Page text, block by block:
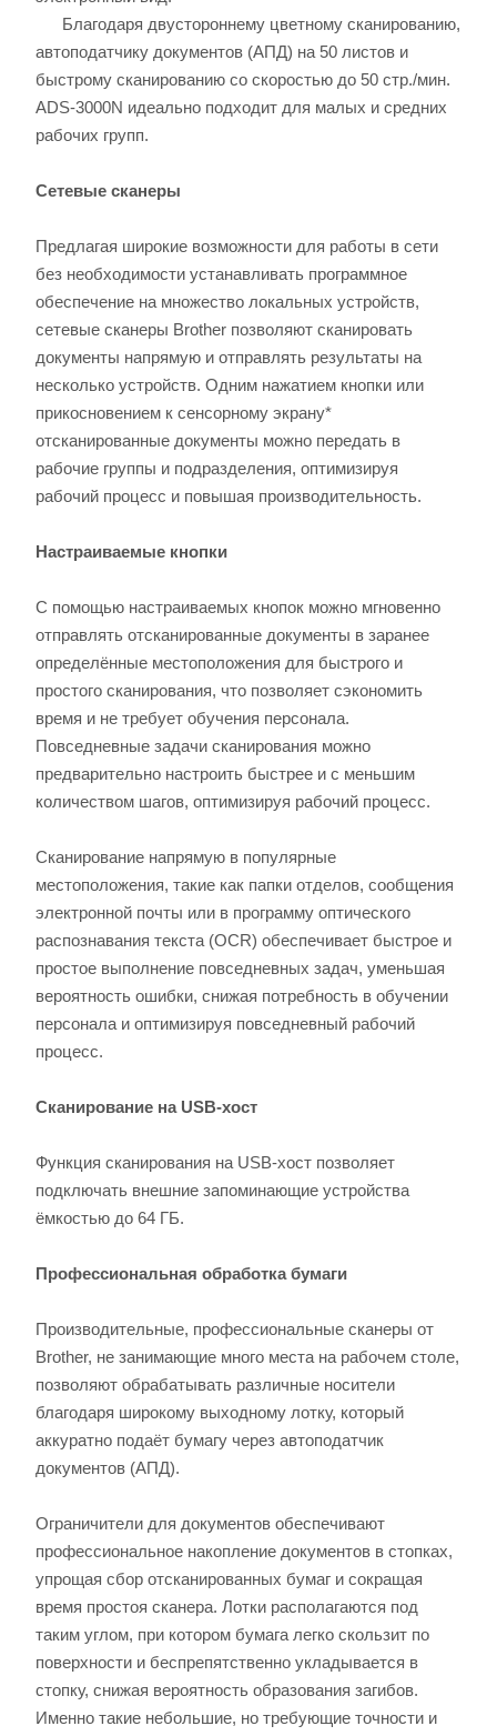
Благодаря двустороннему цветному сканированию,
автоподатчику документов (АПД) на 50 листов и
быстрому сканированию со скоростью до 50 стр./мин.
ADS-3000N идеально подходит для малых и средних
рабочих групп.
Сетевые сканеры
Предлагая широкие возможности для работы в сети
без необходимости устанавливать программное
обеспечение на множество локальных устройств,
сетевые сканеры Brother позволяют сканировать
документы напрямую и отправлять результаты на
несколько устройств. Одним нажатием кнопки или
прикосновением к сенсорному экрану*
отсканированные документы можно передать в
рабочие группы и подразделения, оптимизируя
рабочий процесс и повышая производительность.
Настраиваемые кнопки
С помощью настраиваемых кнопок можно мгновенно
отправлять отсканированные документы в заранее
определённые местоположения для быстрого и
простого сканирования, что позволяет сэкономить
время и не требует обучения персонала.
Повседневные задачи сканирования можно
предварительно настроить быстрее и с меньшим
количеством шагов, оптимизируя рабочий процесс.
Сканирование напрямую в популярные
местоположения, такие как папки отделов, сообщения
электронной почты или в программу оптического
распознавания текста (OCR) обеспечивает быстрое и
простое выполнение повседневных задач, уменьшая
вероятность ошибки, снижая потребность в обучении
персонала и оптимизируя повседневный рабочий
процесс.
Сканирование на USB-хост
Функция сканирования на USB-хост позволяет
подключать внешние запоминающие устройства
ёмкостью до 64 ГБ.
Профессиональная обработка бумаги
Производительные, профессиональные сканеры от
Brother, не занимающие много места на рабочем столе,
позволяют обрабатывать различные носители
благодаря широкому выходному лотку, который
аккуратно подаёт бумагу через автоподатчик
документов (АПД).
Ограничители для документов обеспечивают
профессиональное накопление документов в стопках,
упрощая сбор отсканированных бумаг и сокращая
время простоя сканера. Лотки располагаются под
таким углом, при котором бумага легко скользит по
поверхности и беспрепятственно укладывается в
стопку, снижая вероятность образования загибов.
Именно такие небольшие, но требующие точности и